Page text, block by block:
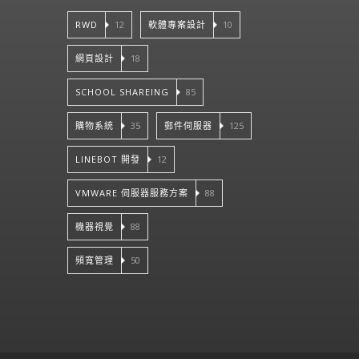
RWD 12 軟體專案設計 10
網頁設計 18
SCHOOL SHAREING 85
購物系統 35 郵件伺服器 125
LINEBOT 開發 12
VMWARE 伺服器服務方案 88
機器視覺 88
頻寬管理 50